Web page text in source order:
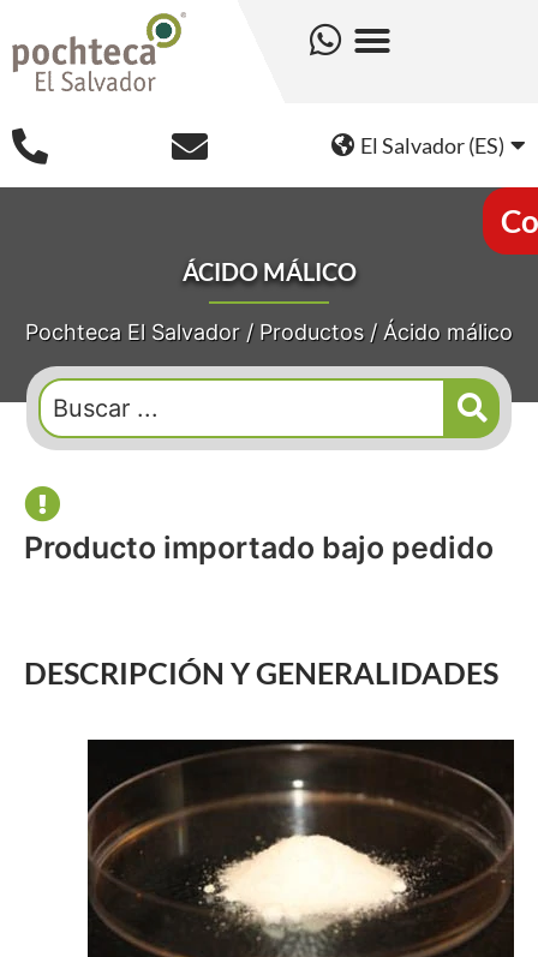
El Salvador (ES)
ÁCIDO MÁLICO
Pochteca El Salvador / Productos/ Ácido málico
Producto importado bajo pedido
DESCRIPCIÓN Y GENERALIDADES